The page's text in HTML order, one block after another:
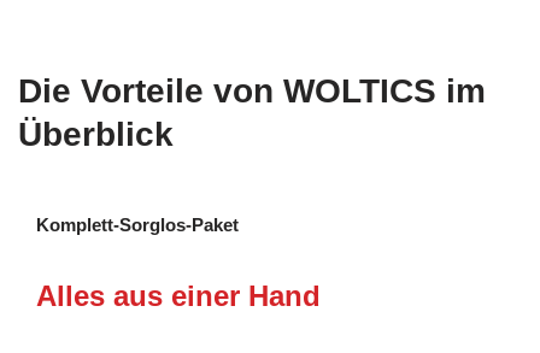
Die Vorteile von WOLTICS im
Überblick
Komplett-Sorglos-Paket
Alles aus einer Hand